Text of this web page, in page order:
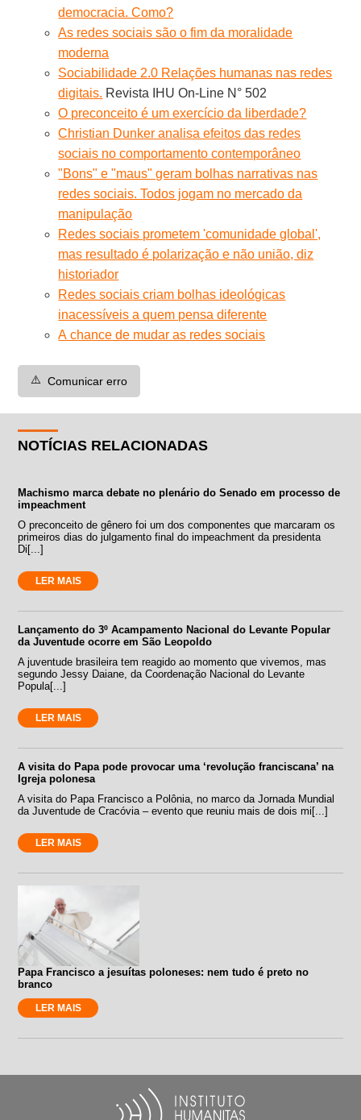
democracia. Como?
As redes sociais são o fim da moralidade
moderna
Sociabilidade 2.0 Relações humanas nas redes
digitais. Revista IHU On-Line N° 502
O preconceito é um exercício da liberdade?
Christian Dunker analisa efeitos das redes
sociais no comportamento contemporâneo
"Bons" e "maus" geram bolhas narrativas nas
redes sociais. Todos jogam no mercado da
manipulação
Redes sociais prometem 'comunidade global',
mas resultado é polarização e não união, diz
historiador
Redes sociais criam bolhas ideológicas
inacessíveis a quem pensa diferente
A chance de mudar as redes sociais
⚠️ Comunicar erro
NOTÍCIAS RELACIONADAS
Machismo marca debate no plenário do Senado em processo de
impeachment
O preconceito de gênero foi um dos componentes que marcaram os
primeiros dias do julgamento final do impeachment da presidenta
Di[...]
LER MAIS
Lançamento do 3º Acampamento Nacional do Levante Popular
da Juventude ocorre em São Leopoldo
A juventude brasileira tem reagido ao momento que vivemos, mas
segundo Jessy Daiane, da Coordenação Nacional do Levante
Popula[...]
LER MAIS
A visita do Papa pode provocar uma ‘revolução franciscana’ na
Igreja polonesa
A visita do Papa Francisco a Polônia, no marco da Jornada Mundial
da Juventude de Cracóvia – evento que reuniu mais de dois mi[...]
LER MAIS
Papa Francisco a jesuítas poloneses: nem tudo é preto no
branco
LER MAIS